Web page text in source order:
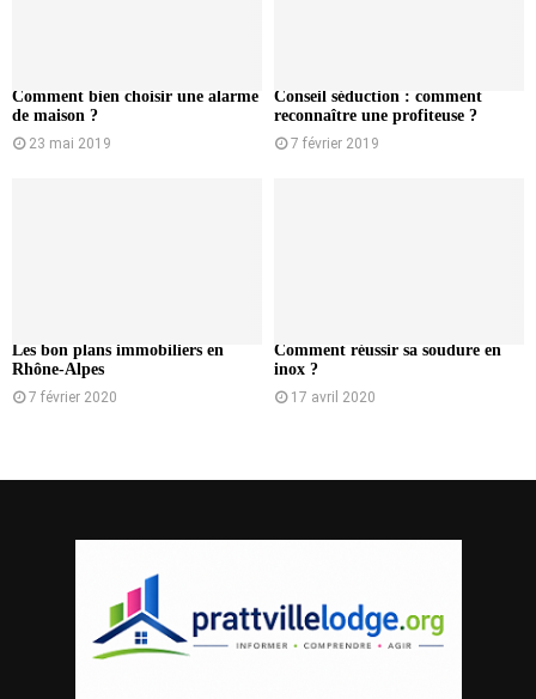
Comment bien choisir une alarme
de maison ?
23 mai 2019
Conseil séduction : comment
reconnaître une profiteuse ?
7 février 2019
Les bon plans immobiliers en
Rhône-Alpes
7 février 2020
Comment réussir sa soudure en
inox ?
17 avril 2020